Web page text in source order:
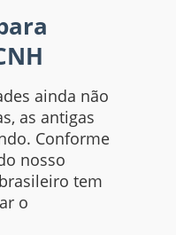
ainda não
as antigas
Conforme
nosso
tem
o